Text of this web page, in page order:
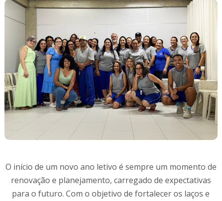
O início de um novo ano letivo é sempre um momento de
renovação e planejamento, carregado de expectativas
para o futuro. Com o objetivo de fortalecer os laços e